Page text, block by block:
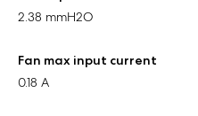
2.38 mmH2O
Fan max input current
0.18 A